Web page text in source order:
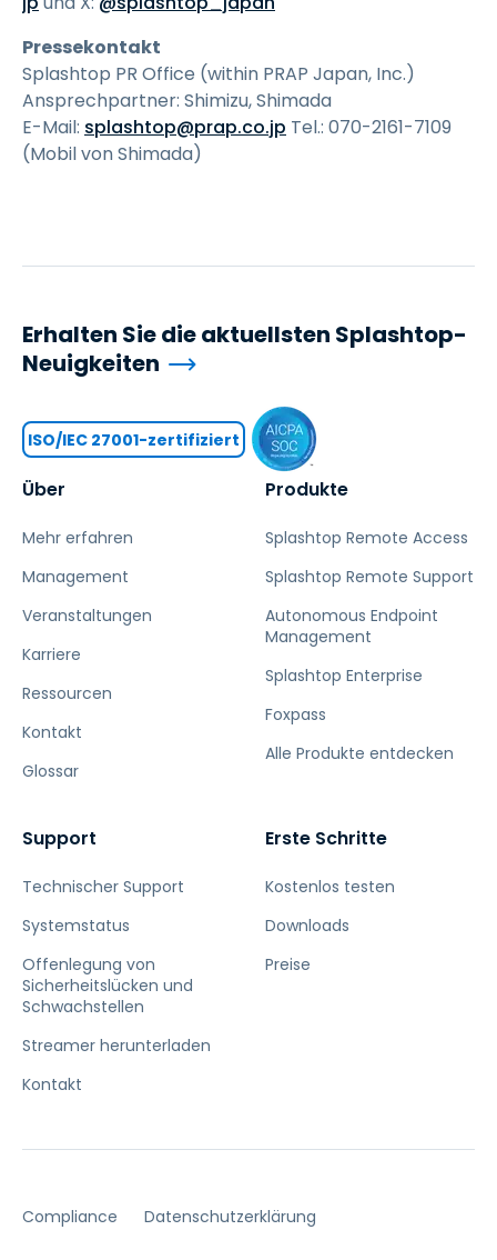
Pressekontakt
Splashtop PR Office (within PRAP Japan, Inc.)
Ansprechpartner: Shimizu, Shimada
E-Mail: splashtop@prap.co.jp Tel.: 070-2161-7109
(Mobil von Shimada)
Über
Mehr erfahren
Management
Veranstaltungen
Karriere
Ressourcen
Kontakt
Glossar
Produkte
Splashtop Remote Access
Splashtop Remote Support
Autonomous Endpoint
Management
Splashtop Enterprise
Foxpass
Alle Produkte entdecken
Support
Technischer Support
Systemstatus
Offenlegung von
Sicherheitslücken und
Schwachstellen
Streamer herunterladen
Kontakt
Erste Schritte
Kostenlos testen
Downloads
Preise
Erhalten Sie die aktuellsten Splashtop-
Neuigkeiten
ISO/IEC 27001-zertifiziert
Compliance Datenschutzerklärung